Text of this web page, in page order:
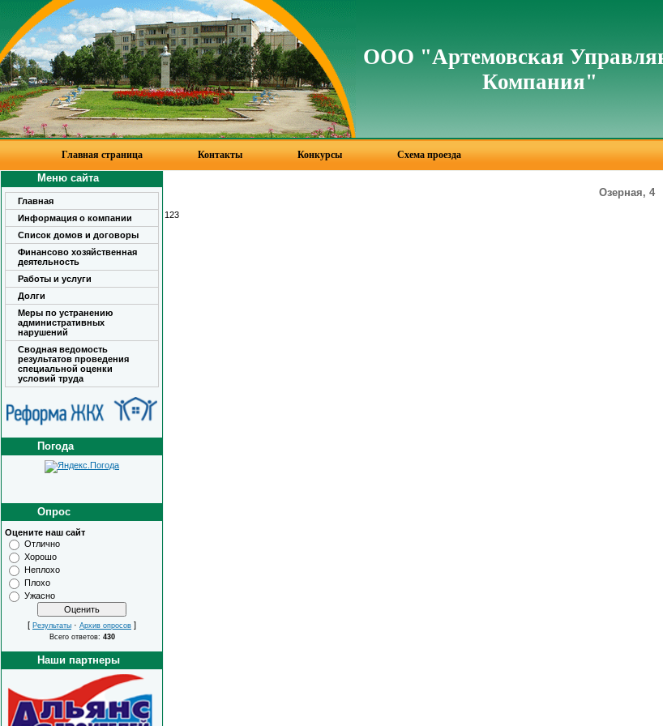
ООО "Артемовская
Компания"
Главная страница Контакты Конкурсы Схема проезда
Меню сайта
Главная
Информация о компании
Список домов и договоры
Финансово хозяйственная
деятельность
Работы и услуги
Долги
Меры по устранению
административных
нарушений
Сводная ведомость
результатов проведения
специальной оценки
условий труда
Погода
Опрос
Оцените наш сайт
Отлично
Хорошо
Неплохо
Плохо
Ужасно
[ Результаты · Архив опросов ]
Всего ответов: 430
Наши партнеры
Озерная, 4
123